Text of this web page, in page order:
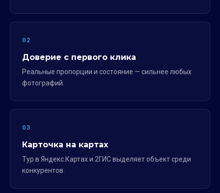
02
Доверие с первого клика
Реальные пропорции и состояние — сильнее любых
фотографий.
03
Карточка на картах
Тур в Яндекс.Картах и 2ГИС выделяет объект среди
конкурентов.